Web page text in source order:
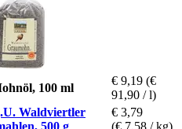
100 ml
€ 9,19 (€
91,90 / l)
Waldviertler
500 g
€ 3,79
(€ 7,58 / kg)